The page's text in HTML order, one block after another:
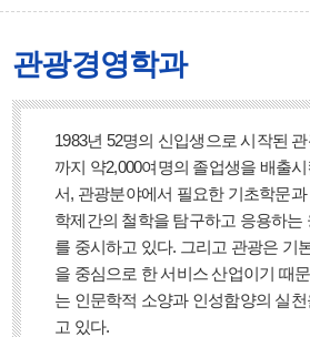
관광경영학과
1983년 52명의 신입생으로 시작된
까지 약2,000여명의 졸업생을 배출
서, 관광분야에서 필요한 기초학문
학제간의 철학을 탐구하고 응용하는
를 중시하고 있다. 그리고 관광은 기
을 중심으로 한 서비스 산업이기 때
는 인문학적 소양과 인성함양의 실
고 있다.